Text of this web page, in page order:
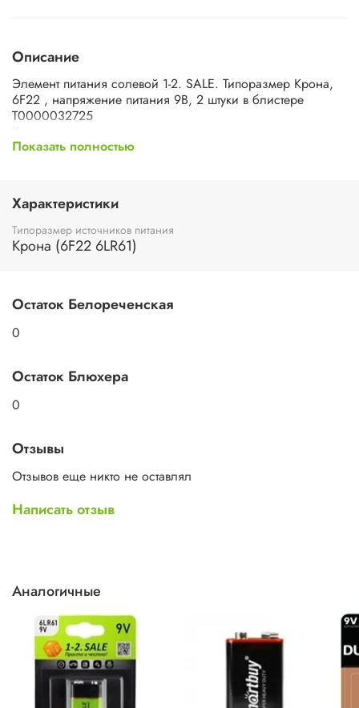
Описание
Элемент питания солевой 1-2. SALE. Типоразмер Крона,
6F22 , напряжение питания 9В, 2 штуки в блистере
Т0000032725
Характеристики
Тип
6F22
Показать полностью
Характеристики
Типоразмер источников питания
Крона (6F22 6LR61)
Остаток Белореченская
0
Остаток Блюхера
0
Отзывы
Отзывов еще никто не оставлял
Написать отзыв
Аналогичные